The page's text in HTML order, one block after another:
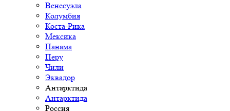
Венесуэла
Колумбия
Коста-Рика
Мексика
Панама
Перу
Чили
Эквадор
Антарктида
Антарктида
Россия